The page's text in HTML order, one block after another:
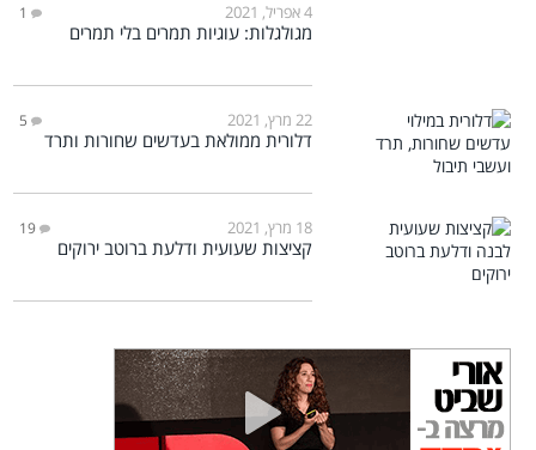
4 אפריל, 2021 1
מגולגלות: עוגיות תמרים בלי תמרים
22 מרץ, 2021 5
דלורית ממולאת בעדשים שחורות ותרד
18 מרץ, 2021 19
קציצות שעועית ודלעת ברוטב ירוקים